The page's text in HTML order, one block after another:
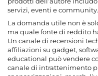
servizi, eventi e community.
La domanda utile non è
ma quale fonte di reddito
Un canale di recensioni
affiliazioni su gadget,
educational può vendere
canale di intrattenimento